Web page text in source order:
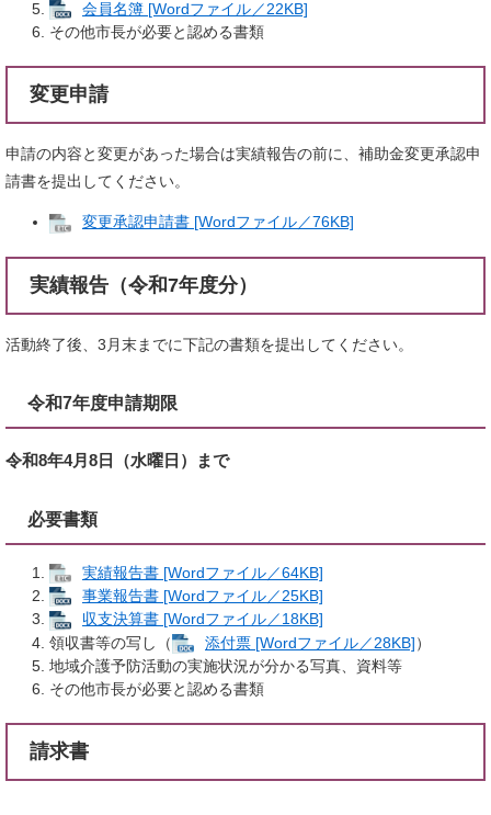
会員名簿 [Wordファイル／22KB]
その他市長が必要と認める書類
変更申請
申請の内容と変更があった場合は実績報告の前に、補助金変更承認申
請書を提出してください。
変更承認申請書 [Wordファイル／76KB]
実績報告（令和7年度分）
活動終了後、3月末までに下記の書類を提出してください。
令和7年度申請期限
令和8年4月8日（水曜日）まで
必要書類
実績報告書 [Wordファイル／64KB]
事業報告書 [Wordファイル／25KB]
収支決算書 [Wordファイル／18KB]
領収書等の写し（
添付票 [Wordファイル／28KB]）
地域介護予防活動の実施状況が分かる写真、資料等
その他市長が必要と認める書類
請求書​